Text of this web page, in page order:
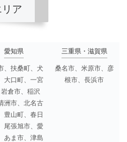
ア
愛知県
、扶桑町、犬
大口町、一宮
倉市、稲沢
洲市、北名古
豊山町、春日
尾張旭市、愛
あま市、津島
三重県・滋賀県
桑名市、米原市、彦
根市、長浜市